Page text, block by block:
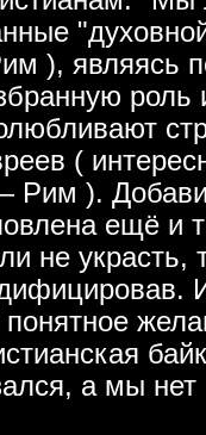
), являясь
(
Рим ).
ещё и
не украсть,
а мы